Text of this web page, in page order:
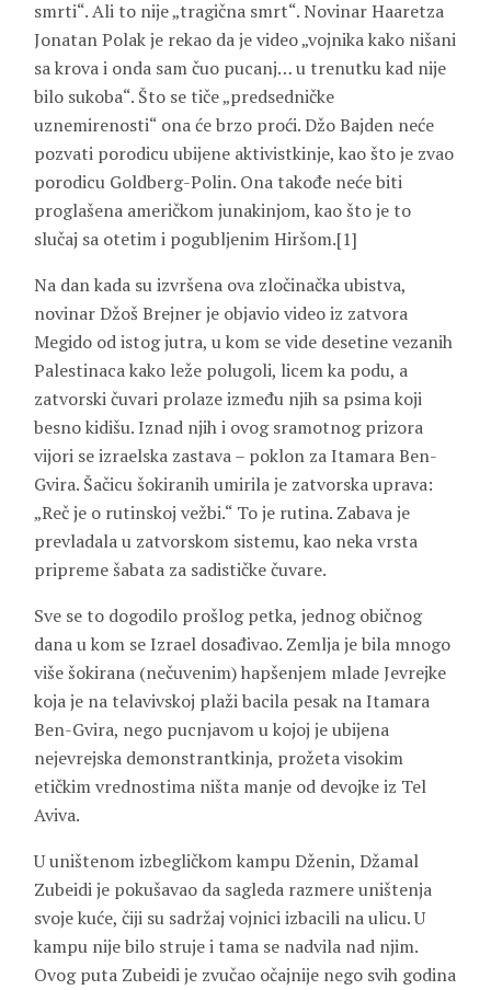
smrti“. Ali to nije „tragična smrt“. Novinar Haaretza
Jonatan Polak je rekao da je video „vojnika kako nišani
sa krova i onda sam čuo pucanj… u trenutku kad nije
bilo sukoba“. Što se tiče „predsedničke
uznemirenosti“ ona će brzo proći. Džo Bajden neće
pozvati porodicu ubijene aktivistkinje, kao što je zvao
porodicu Goldberg-Polin. Ona takođe neće biti
proglašena američkom junakinjom, kao što je to
slučaj sa otetim i pogubljenim Hiršom.[1]
Na dan kada su izvršena ova zločinačka ubistva,
novinar Džoš Brejner je objavio video iz zatvora
Megido od istog jutra, u kom se vide desetine vezanih
Palestinaca kako leže polugoli, licem ka podu, a
zatvorski čuvari prolaze između njih sa psima koji
besno kidišu. Iznad njih i ovog sramotnog prizora
vijori se izraelska zastava – poklon za Itamara Ben-
Gvira. Šačicu šokiranih umirila je zatvorska uprava:
„Reč je o rutinskoj vežbi.“ To je rutina. Zabava je
prevladala u zatvorskom sistemu, kao neka vrsta
pripreme šabata za sadističke čuvare.
Sve se to dogodilo prošlog petka, jednog običnog
dana u kom se Izrael dosađivao. Zemlja je bila mnogo
više šokirana (nečuvenim) hapšenjem mlade Jevrejke
koja je na telavivskoj plaži bacila pesak na Itamara
Ben-Gvira, nego pucnjavom u kojoj je ubijena
nejevrejska demonstrantkinja, prožeta visokim
etičkim vrednostima ništa manje od devojke iz Tel
Aviva.
U uništenom izbegličkom kampu Dženin, Džamal
Zubeidi je pokušavao da sagleda razmere uništenja
svoje kuće, čiji su sadržaj vojnici izbacili na ulicu. U
kampu nije bilo struje i tama se nadvila nad njim.
Ovog puta Zubeidi je zvučao očajnije nego svih godina